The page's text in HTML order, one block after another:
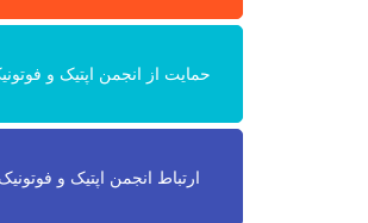
حمایت از انجمن اپتیک و فوتونیک
ارتباط انجمن اپتیک و فوتونیک